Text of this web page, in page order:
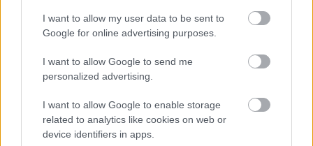
I want to allow my user data to be sent to
Google for online advertising purposes.
I want to allow Google to send me
personalized advertising.
I want to allow Google to enable storage
related to analytics like cookies on web or
device identifiers in apps.
javasolják a talajvíz monitorozását az egészségügyi és
környezeti kockázatok miatt.